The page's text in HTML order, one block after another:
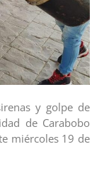
y golpe de
de Carabobo
miércoles 19 de